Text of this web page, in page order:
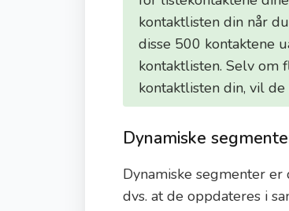
kontaktlisten din når
disse 500 kontaktene
kontaktlisten. Selv om
kontaktlisten din, vil
Dynamiske
Dynamiske segmenter
dvs. at de oppdateres i